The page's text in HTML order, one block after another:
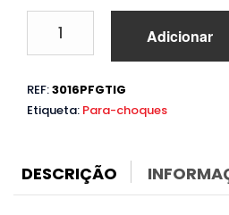
Para-
VW
Golf
a
Adicionar
REF:3016PFGTIG
Etiqueta: Para-choques
DESCRIÇÃO